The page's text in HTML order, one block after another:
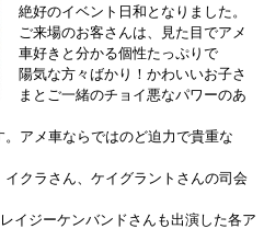
絶好のイベント日和となりました。
ご来場のお客さんは、見た目でアメ
車好きと分かる個性たっぷりで
陽気な方々ばかり！かわいいお子さ
まとご一緒のチョイ悪なパワーのあ
アメ車ならではのど迫力で貴重な
クラさん、ケイグラントさんの司会
イジーケンバンドさんも出演した各ア